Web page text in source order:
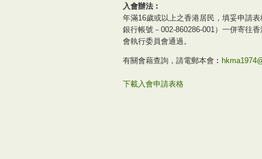
入會辦法︰
年滿16歲或以上之香港居民，填妥申請
銀行帳號－002-860286-001）一併寄往
會執行委員會通過。
有關會藉查詢，請電郵本會︰
下載入會申請表格